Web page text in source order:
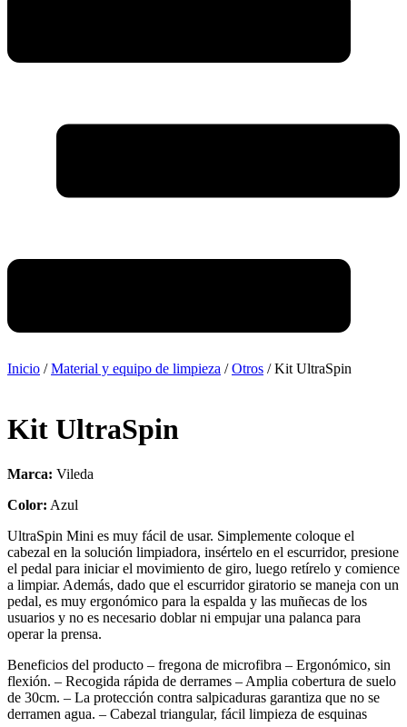
Inicio /Material y equipo de limpieza /Otros / Kit UltraSpin
Kit UltraSpin
Marca: Vileda
Color: Azul
UltraSpin Mini es muy fácil de usar. Simplemente coloque el
cabezal en la solución limpiadora, insértelo en el escurridor, presione
el pedal para iniciar el movimiento de giro, luego retírelo y comience
a limpiar. Además, dado que el escurridor giratorio se maneja con un
pedal, es muy ergonómico para la espalda y las muñecas de los
usuarios y no es necesario doblar ni empujar una palanca para
operar la prensa.
Beneficios del producto – fregona de microfibra – Ergonómico, sin
flexión. – Recogida rápida de derrames – Amplia cobertura de suelo
de 30cm. – La protección contra salpicaduras garantiza que no se
derramen agua. – Cabezal triangular, fácil limpieza de esquinas